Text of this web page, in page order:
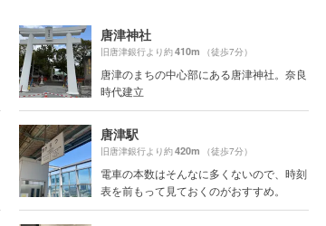
唐津神社
旧唐津銀行より約410m （徒歩7分）
唐津のまちの中心部にある唐津神社。奈良
時代建立
唐津駅
旧唐津銀行より約420m （徒歩7分）
電車の本数はそんなに多くないので、時刻
表を前もって見ておくのがおすすめ。